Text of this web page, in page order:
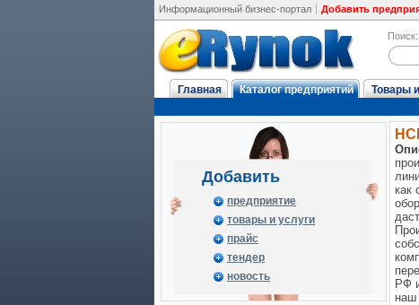
Информационный бизнес-портал Добавить
Поиск:
Главная Каталог предприятий Товары
Добавить
предприятие
товары и услуги
прайс
тендер
новость
как
РФ
наш